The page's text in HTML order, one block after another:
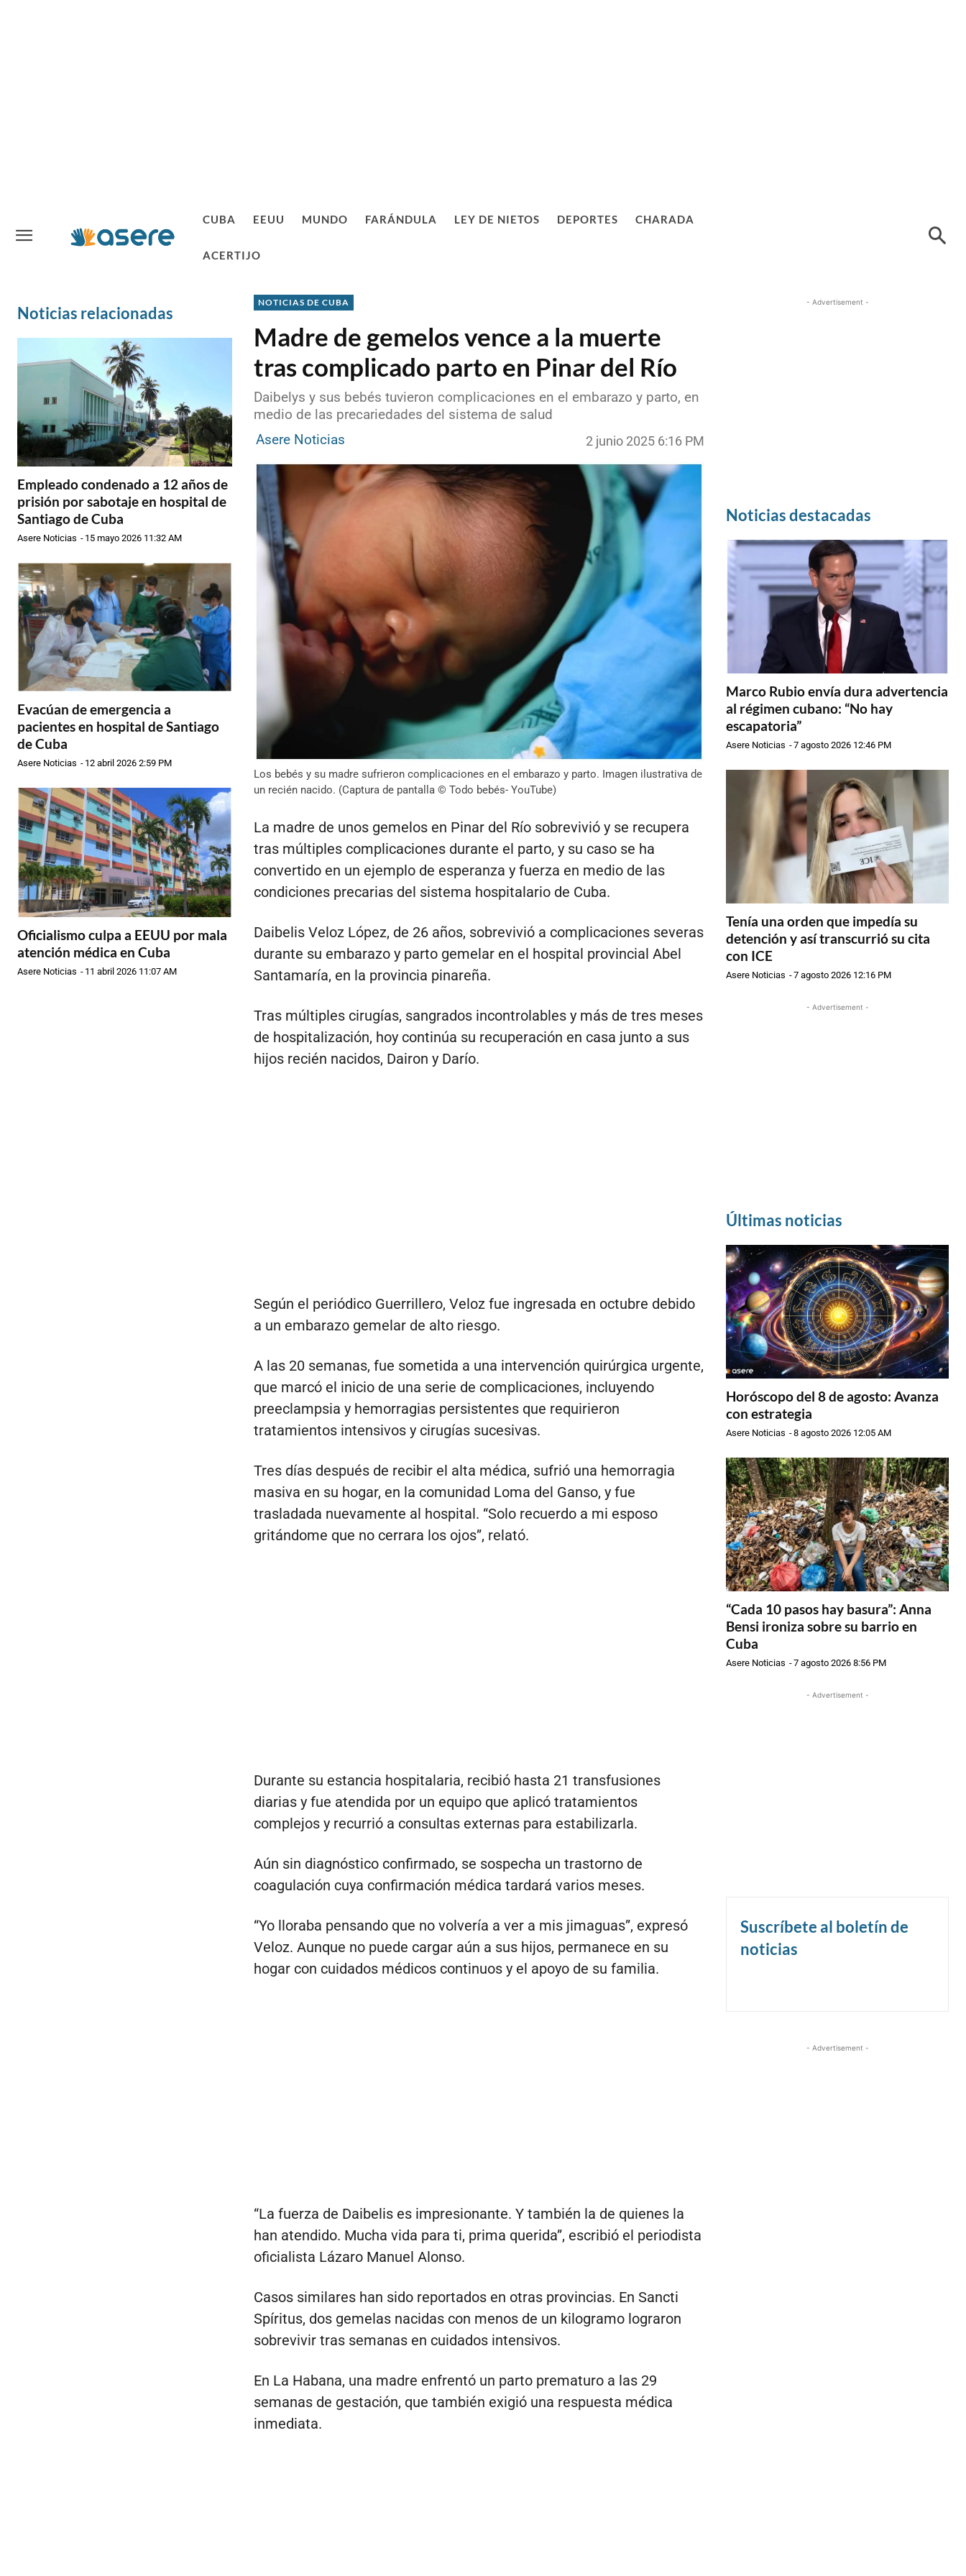
CUBA EEUU MUNDO FARÁNDULA LEY DE NIETOS DEPORTES CHARADA
ACERTIJO
Noticias relacionadas
Empleado condenado a 12 años de
prisión por sabotaje en hospital de
Santiago de Cuba
Asere Noticias - 15 mayo 2026 11:32 AM
Evacúan de emergencia a
pacientes en hospital de Santiago
de Cuba
Asere Noticias - 12 abril 2026 2:59 PM
Oficialismo culpa a EEUU por mala
atención médica en Cuba
Asere Noticias - 11 abril 2026 11:07 AM
NOTICIAS DE CUBA
Madre de gemelos vence a la muerte
tras complicado parto en Pinar del Río
Daibelys y sus bebés tuvieron complicaciones en el embarazo y parto, en
medio de las precariedades del sistema de salud
Asere Noticias
2 junio 2025 6:16 PM
Los bebés y su madre sufrieron complicaciones en el embarazo y parto. Imagen ilustrativa de
un recién nacido. (Captura de pantalla © Todo bebés- YouTube)
La madre de unos gemelos en Pinar del Río sobrevivió y se recupera
tras múltiples complicaciones durante el parto, y su caso se ha
convertido en un ejemplo de esperanza y fuerza en medio de las
condiciones precarias del sistema hospitalario de Cuba.
Daibelis Veloz López, de 26 años, sobrevivió a complicaciones severas
durante su embarazo y parto gemelar en el hospital provincial Abel
Santamaría, en la provincia pinareña.
Tras múltiples cirugías, sangrados incontrolables y más de tres meses
de hospitalización, hoy continúa su recuperación en casa junto a sus
hijos recién nacidos, Dairon y Darío.
Según el periódico Guerrillero, Veloz fue ingresada en octubre debido
a un embarazo gemelar de alto riesgo.
A las 20 semanas, fue sometida a una intervención quirúrgica urgente,
que marcó el inicio de una serie de complicaciones, incluyendo
preeclampsia y hemorragias persistentes que requirieron
tratamientos intensivos y cirugías sucesivas.
Tres días después de recibir el alta médica, sufrió una hemorragia
masiva en su hogar, en la comunidad Loma del Ganso, y fue
trasladada nuevamente al hospital. “Solo recuerdo a mi esposo
gritándome que no cerrara los ojos”, relató.
Durante su estancia hospitalaria, recibió hasta 21 transfusiones
diarias y fue atendida por un equipo que aplicó tratamientos
complejos y recurrió a consultas externas para estabilizarla.
Aún sin diagnóstico confirmado, se sospecha un trastorno de
coagulación cuya confirmación médica tardará varios meses.
“Yo lloraba pensando que no volvería a ver a mis jimaguas”, expresó
Veloz. Aunque no puede cargar aún a sus hijos, permanece en su
hogar con cuidados médicos continuos y el apoyo de su familia.
“La fuerza de Daibelis es impresionante. Y también la de quienes la
han atendido. Mucha vida para ti, prima querida”, escribió el periodista
oficialista Lázaro Manuel Alonso.
Casos similares han sido reportados en otras provincias. En Sancti
Spíritus, dos gemelas nacidas con menos de un kilogramo lograron
sobrevivir tras semanas en cuidados intensivos.
En La Habana, una madre enfrentó un parto prematuro a las 29
semanas de gestación, que también exigió una respuesta médica
inmediata.
- Advertisement -
Noticias destacadas
Marco Rubio envía dura advertencia
al régimen cubano: “No hay
escapatoria”
Asere Noticias -7 agosto 2026 12:46 PM
Tenía una orden que impedía su
detención y así transcurrió su cita
con ICE
Asere Noticias -7 agosto 2026 12:16 PM
- Advertisement -
Últimas noticias
Horóscopo del 8 de agosto: Avanza
con estrategia
Asere Noticias -8 agosto 2026 12:05 AM
“Cada 10 pasos hay basura”: Anna
Bensi ironiza sobre su barrio en
Cuba
Asere Noticias -7 agosto 2026 8:56 PM
- Advertisement -
Suscríbete al boletín de
noticias
- Advertisement -